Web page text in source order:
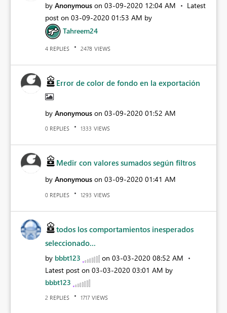
by Anonymous on ‎03-09-2020 12:04 AM
Latest
post on ‎03-09-2020 01:53 AM by
Tahreem24
4 REPLIES 2478 VIEWS
Error de color de fondo en la exportación
by Anonymous on ‎03-09-2020 01:52 AM
0 REPLIES 1333 VIEWS
Medir con valores sumados según filtros
by Anonymous on ‎03-09-2020 01:41 AM
0 REPLIES 1293 VIEWS
todos los comportamientos inesperados
seleccionado...
by bbbt123 on ‎03-03-2020 08:52 AM
Latest post on ‎03-03-2020 03:01 AM by
bbbt123
2 REPLIES 1717 VIEWS